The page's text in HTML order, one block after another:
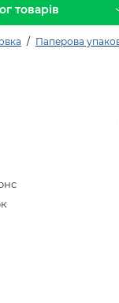
товарів
Паперова